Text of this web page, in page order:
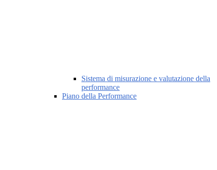
Sistema di misurazione e valutazione della
performance
Piano della Performance